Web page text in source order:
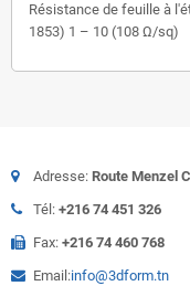
Résistance de feuille à
1853) 1 – 10 (108 Ω/sq)
Adresse: Route Menzel
Tél: +216 74 451 326
Fax: +216 74 460 768
Email:info@3dform.tn